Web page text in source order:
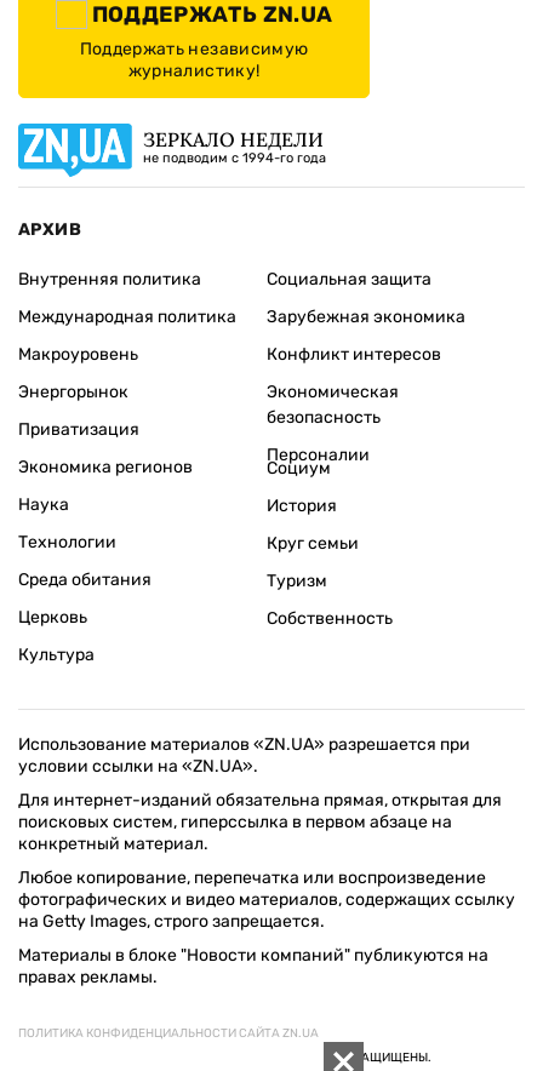
ПОДДЕРЖАТЬ ZN.UA
Поддержать независимую
журналистику!
ЗЕРКАЛО НЕДЕЛИ
не подводим с 1994-го года
АРХИВ
Внутренняя политика
Международная политика
Макроуровень
Энергорынок
Приватизация
Экономика регионов
Социальная защита
Зарубежная экономика
Конфликт интересов
Экономическая
безопасность
Персоналии
Наука
Технологии
Среда обитания
Церковь
Культура
Социум
История
Круг семьи
Туризм
Собственность
Использование материалов «ZN.UA» разрешается при
условии ссылки на «ZN.UA».
Для интернет-изданий обязательна прямая, открытая для
поисковых систем, гиперссылка в первом абзаце на
конкретный материал.
Любое копирование, перепечатка или воспроизведение
фотографических и видео материалов, содержащих ссылку
на Getty Images, строго запрещается.
Материалы в блоке "Новости компаний" публикуются на
правах рекламы.
ПОЛИТИКА КОНФИДЕНЦИАЛЬНОСТИ САЙТА ZN.UA
© 1994–2026 «ЗЕРКАЛО НЕДЕЛИ. УКРАИНА». ВСЕ ПРАВА ЗАЩИЩЕНЫ.